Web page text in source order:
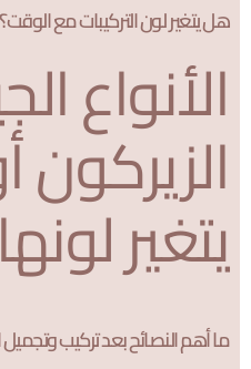
هل يتغير لون التركيبات مع الوقت؟
الأنواع
الزيركون
يتغير
ما أهم النصائح بعد تركيب